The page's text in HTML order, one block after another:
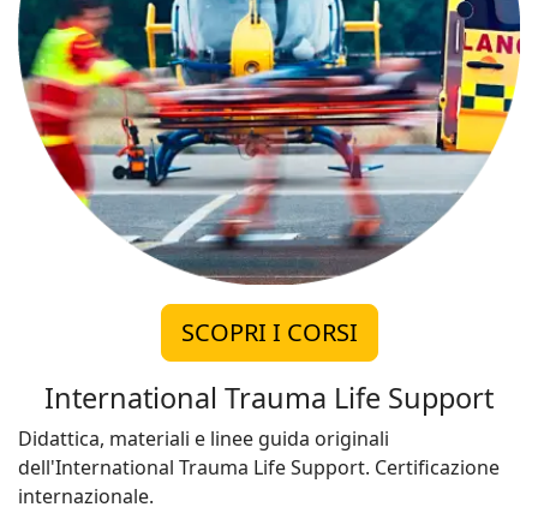
SCOPRI I CORSI
International Trauma Life Support
Didattica, materiali e linee guida originali
dell'International Trauma Life Support. Certificazione
internazionale.